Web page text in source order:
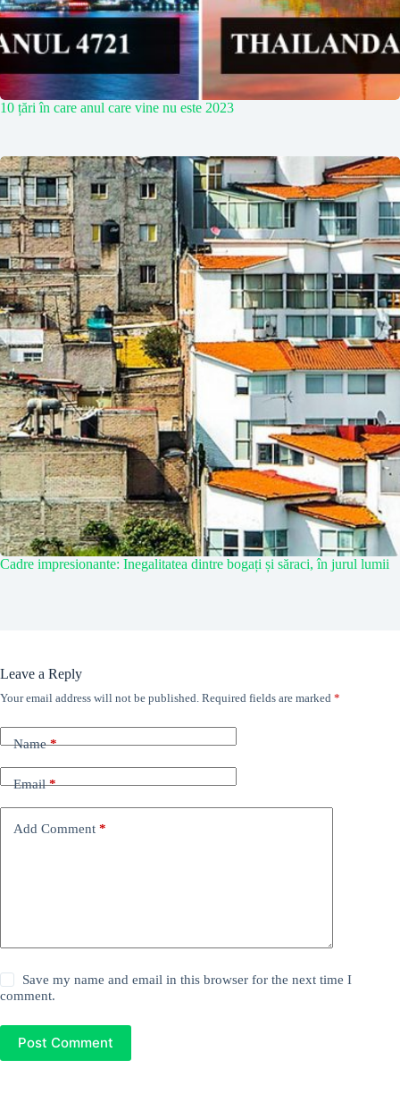
10 țări în care anul care vine nu este 2023
Cadre impresionante: Inegalitatea dintre bogați și săraci, în jurul lumii
Leave a Reply
Your email address will not be published. Required fields are marked *
Name*
Email*
Add Comment *
Save my name and email in this browser for the next time I
comment.
Post Comment